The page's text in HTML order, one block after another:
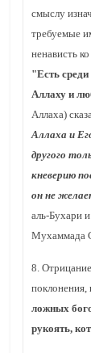
смыслу
требуемые
ненависть
"Есть
Аллаху и
Аллаха)
Аллаха и
другого
кневерию
он не
аль-Бухари
Мухаммада
8.
поклонения,
ложных
рукоять,